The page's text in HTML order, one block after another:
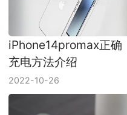
iPhone14promax正确
充电方法介绍
2022-10-26